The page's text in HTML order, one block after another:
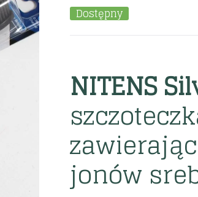
Dostępny
NITENS
jonów